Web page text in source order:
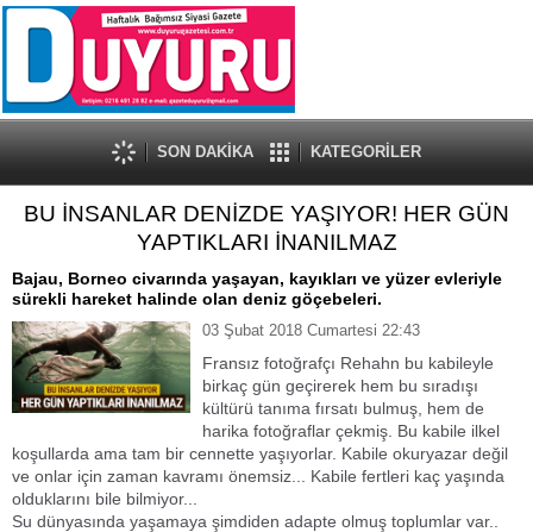
SON DAKİKA KATEGORİLER
BU İNSANLAR DENİZDE YAŞIYOR! HER GÜN
YAPTIKLARI İNANILMAZ
Bajau, Borneo civarında yaşayan, kayıkları ve yüzer evleriyle
sürekli hareket halinde olan deniz göçebeleri.
03 Şubat 2018 Cumartesi 22:43
Fransız fotoğrafçı Rehahn bu kabileyle
birkaç gün geçirerek hem bu sıradışı
kültürü tanıma fırsatı bulmuş, hem de
harika fotoğraflar çekmiş. Bu kabile ilkel
koşullarda ama tam bir cennette yaşıyorlar. Kabile okuryazar değil
ve onlar için zaman kavramı önemsiz... Kabile fertleri kaç yaşında
olduklarını bile bilmiyor...
Su dünyasında yaşamaya şimdiden adapte olmuş toplumlar var..